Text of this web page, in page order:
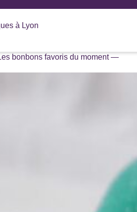
à Lyon
bonbons favoris du moment—